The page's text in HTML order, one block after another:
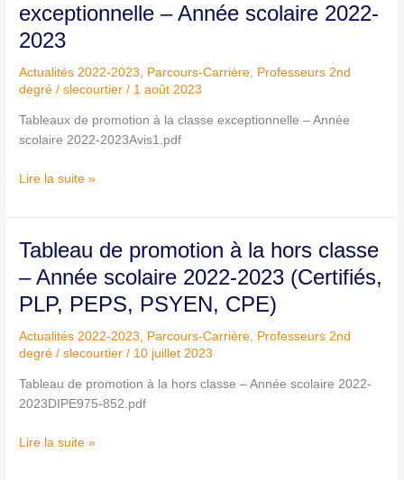
exceptionnelle – Année scolaire 2022-
2023
Actualités 2022-2023, Parcours-Carrière, Professeurs 2nd
degré /slecourtier/ 1 août 2023
Tableaux de promotion à la classe exceptionnelle – Année
scolaire 2022-2023Avis1.pdf
promotion
à
classe
exceptionnelle
–
Année
2022-
Lire la suite »
Tableau de promotion à la hors classe
– Année scolaire 2022-2023 (Certifiés,
PLP, PEPS, PSYEN, CPE)
Actualités 2022-2023, Parcours-Carrière, Professeurs 2nd
degré /slecourtier/ 10 juillet 2023
Tableau de promotion à la hors classe – Année scolaire 2022-
2023DIPE975-852.pdf
Tableau
promotion
à
hors
classe
–
Année
2022-
Lire la suite »